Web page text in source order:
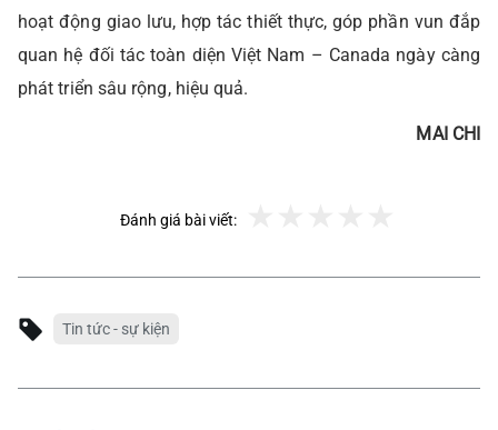
hoạt động giao lưu, hợp tác thiết thực, góp phần vun đắp
quan hệ đối tác toàn diện Việt Nam – Canada ngày càng
phát triển sâu rộng, hiệu quả.
MAI CHI
Đánh giá bài viết:
Tin tức - sự kiện